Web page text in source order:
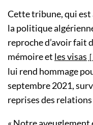
Cette tribune, qui est
la politique
reproche d’avoir fait
mémoire et les visas
lui rend hommage
septembre 2021,
reprises des relations